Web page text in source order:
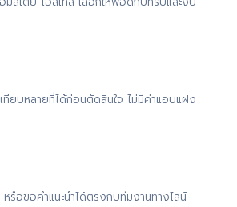
เทียบหลายที่ได้ก่อนตัดสินใจ ไม่มีค่าแอบแฝง
รือขอคำแนะนำได้ตรงกับทีมงานทางไลน์